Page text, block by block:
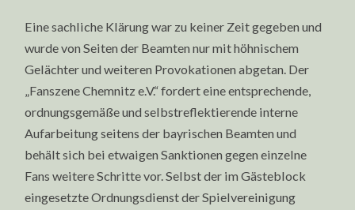
Eine sachliche Klärung war zu keiner Zeit gegeben und
wurde von Seiten der Beamten nur mit höhnischem
Gelächter und weiteren Provokationen abgetan. Der
„Fanszene Chemnitz e.V.“ fordert eine entsprechende,
ordnungsgemäße und selbstreflektierende interne
Aufarbeitung seitens der bayrischen Beamten und
behält sich bei etwaigen Sanktionen gegen einzelne
Fans weitere Schritte vor. Selbst der im Gästeblock
eingesetzte Ordnungsdienst der Spielvereinigung